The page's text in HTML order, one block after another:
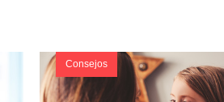
Consejos